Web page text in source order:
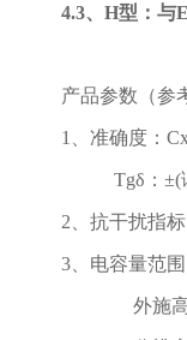
4.3、H型：与
产品参数（参
1、准确度：
Tgδ：±(读
2、抗干扰指
3、电容量范
外施高压：